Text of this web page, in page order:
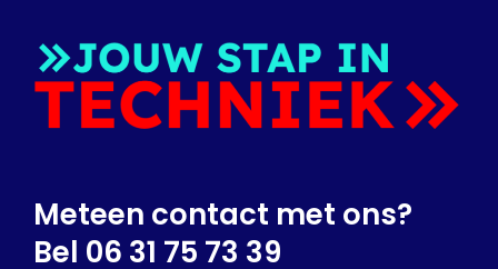
Meteen contact met ons?
Bel 06 31 75 73 39